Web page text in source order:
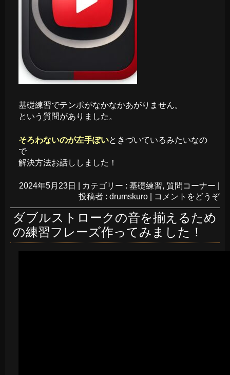
基礎練習でテンポがなかなかあがりません。
という質問がありました。
そろわないのが左手ぽいときづいているみたいなの
で
解決方法お話ししました！
2024年5月23日 カテゴリー : 基礎練習, 質問コーナー
投稿者 : drumskuro
コメントをどうぞ
ダブルストロークの音を揃えるため
の練習フレーズ作ってみました！